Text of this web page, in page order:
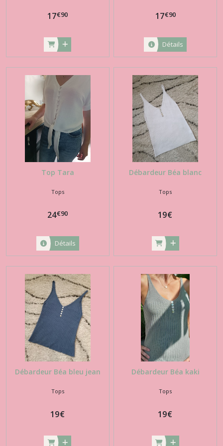
17€90 17€90
Détails
Top Tara
Tops
24€90
Détails
Débardeur Béa blanc
Tops
19€
Débardeur Béa bleu jean
Tops
19€
Débardeur Béa kaki
Tops
19€